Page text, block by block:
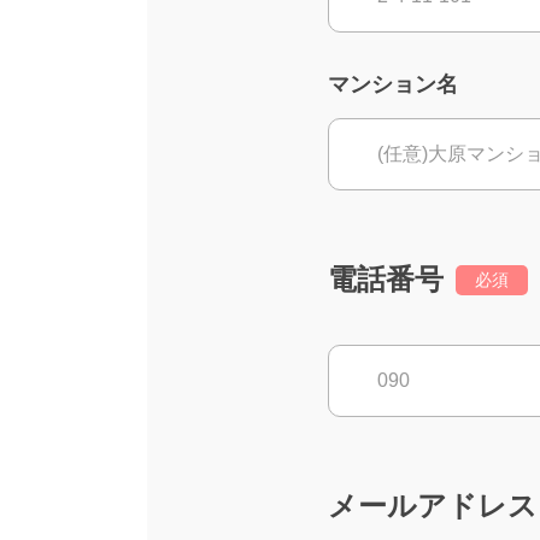
マンション名
電話番号 必須
メールアドレス